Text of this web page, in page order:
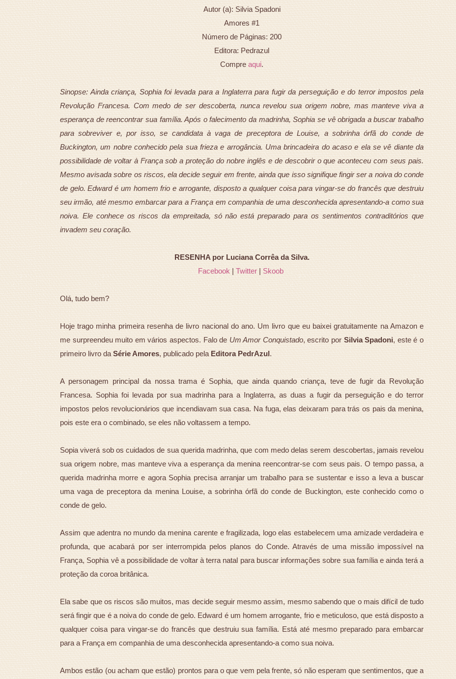
Autor (a): Silvia Spadoni
Amores #1
Número de Páginas: 200
Editora: Pedrazul
Compre aqui.
Sinopse: Ainda criança, Sophia foi levada para a Inglaterra para fugir da perseguição e do terror impostos pela
Revolução Francesa. Com medo de ser descoberta, nunca revelou sua origem nobre, mas manteve viva a
esperança de reencontrar sua família. Após o falecimento da madrinha, Sophia se vê obrigada a buscar trabalho
para sobreviver e, por isso, se candidata à vaga de preceptora de Louise, a sobrinha órfã do conde de
Buckington, um nobre conhecido pela sua frieza e arrogância. Uma brincadeira do acaso e ela se vê diante da
possibilidade de voltar à França sob a proteção do nobre inglês e de descobrir o que aconteceu com seus pais.
Mesmo avisada sobre os riscos, ela decide seguir em frente, ainda que isso signifique fingir ser a noiva do conde
de gelo. Edward é um homem frio e arrogante, disposto a qualquer coisa para vingar-se do francês que destruiu
seu irmão, até mesmo embarcar para a França em companhia de uma desconhecida apresentando-a como sua
noiva. Ele conhece os riscos da empreitada, só não está preparado para os sentimentos contraditórios que
invadem seu coração.
RESENHA por Luciana Corrêa da Silva.
Facebook|Twitter |Skoob
Olá, tudo bem?
Hoje trago minha primeira resenha de livro nacional do ano. Um livro que eu baixei gratuitamente na Amazon e
me surpreendeu muito em vários aspectos. Falo de Um Amor Conquistado, escrito por Silvia Spadoni, este é o
primeiro livro da Série Amores, publicado pelaEditora PedrAzul.
A personagem principal da nossa trama é Sophia, que ainda quando criança, teve de fugir da Revolução
Francesa. Sophia foi levada por sua madrinha para a Inglaterra, as duas a fugir da perseguição e do terror
impostos pelos revolucionários que incendiavam sua casa. Na fuga, elas deixaram para trás os pais da menina,
pois este era o combinado, se eles não voltassem a tempo.
Sopia viverá sob os cuidados de sua querida madrinha, que com medo delas serem descobertas, jamais revelou
sua origem nobre, mas manteve viva a esperança da menina reencontrar-se com seus pais. O tempo passa, a
querida madrinha morre e agora Sophia precisa arranjar um trabalho para se sustentar e isso a leva a buscar
uma vaga de preceptora da menina Louise, a sobrinha órfã do conde de Buckington, este conhecido como o
conde de gelo.
Assim que adentra no mundo da menina carente e fragilizada, logo elas estabelecem uma amizade verdadeira e
profunda, que acabará por ser interrompida pelos planos do Conde. Através de uma missão impossível na
França, Sophia vê a possibilidade de voltar à terra natal para buscar informações sobre sua família e ainda terá a
proteção da coroa britânica.
Ela sabe que os riscos são muitos, mas decide seguir mesmo assim, mesmo sabendo que o mais difícil de tudo
será fingir que é a noiva do conde de gelo. Edward é um homem arrogante, frio e meticuloso, que está disposto a
qualquer coisa para vingar-se do francês que destruiu sua família. Está até mesmo preparado para embarcar
para a França em companhia de uma desconhecida apresentando-a como sua noiva.
Ambos estão (ou acham que estão) prontos para o que vem pela frente, só não esperam que sentimentos, que a